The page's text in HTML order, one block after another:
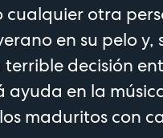
cualquier otra
en su pelo y,
decisión
ayuda en la
maduritos con